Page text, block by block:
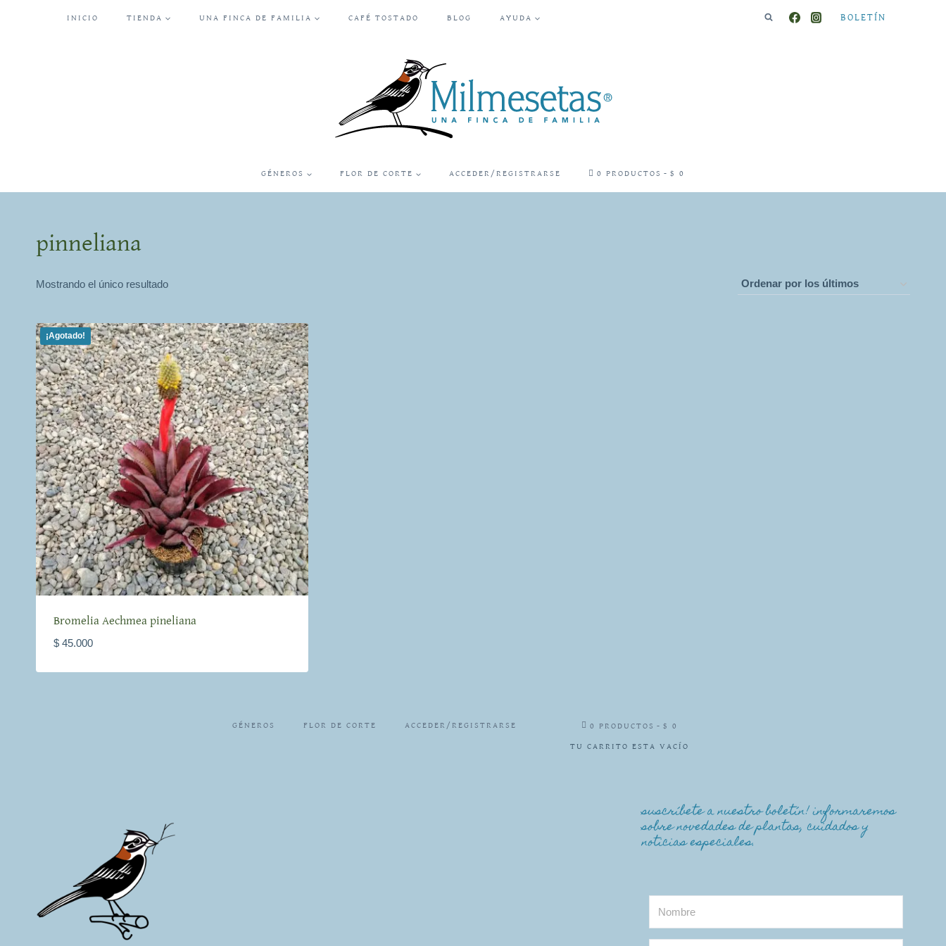
INICIO TIENDA UNA FINCA DE FAMILIA CAFÉ TOSTADO BLOG AYUDA BOLETÍN
GÉNEROS FLOR DE CORTE ACCEDER/REGISTRARSE 0 PRODUCTOS $ 0
pinneliana
Mostrando el único resultado
¡Agotado!
Bromelia Aechmea pineliana
$45.000
GÉNEROS FLOR DE CORTE ACCEDER/REGISTRARSE 0 PRODUCTOS $ 0
TU CARRITO ESTA VACÍO
suscríbete a nuestro boletín! informaremos
sobre novedades de plantas, cuidados y
noticias especiales.